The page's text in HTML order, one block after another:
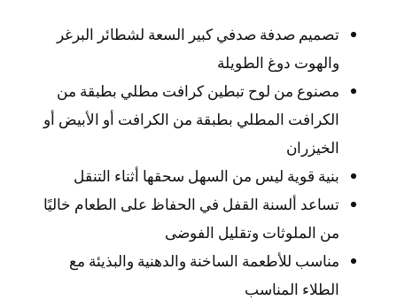
تصميم صدفة صدفي كبير السعة لشطائر البرغر
والهوت دوغ الطويلة
مصنوع من لوح تبطين كرافت مطلي بطبقة من
الكرافت المطلي بطبقة من الكرافت أو الأبيض أو
الخيزران
بنية قوية ليس من السهل سحقها أثناء التنقل
تساعد ألسنة القفل في الحفاظ على الطعام خاليًا
من الملوثات وتقليل الفوضى
مناسب للأطعمة الساخنة والدهنية والبذيئة مع
الطلاء المناسب